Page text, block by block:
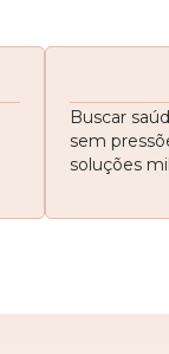
Buscar
sem
soluções